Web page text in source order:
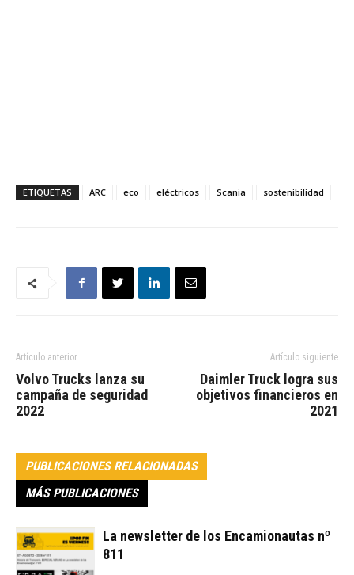
ETIQUETAS ARC eco eléctricos Scania sostenibilidad
Artículo anterior
Volvo Trucks lanza su
campaña de seguridad
2022
Artículo siguiente
Daimler Truck logra sus
objetivos financieros en
2021
PUBLICACIONES RELACIONADAS
MÁS PUBLICACIONES
La newsletter de los Encamionautas nº
811